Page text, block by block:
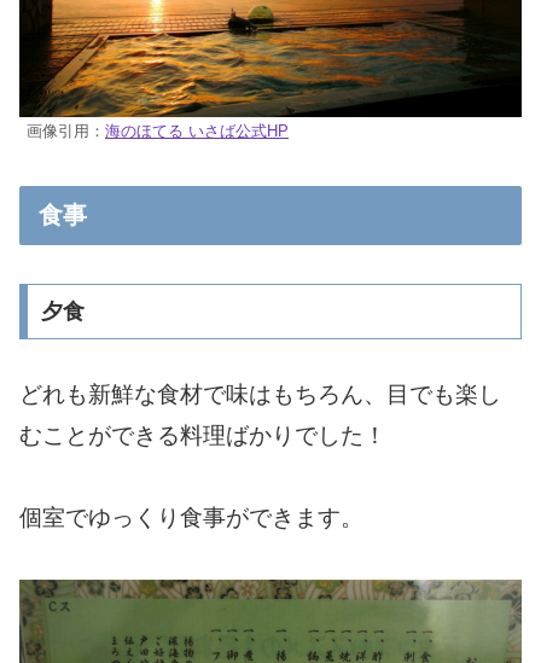
画像引用： 海のほてる いさば公式HP
食事
夕食
どれも新鮮な食材で味はもちろん、目でも楽し
むことができる料理ばかりでした！
個室でゆっくり食事ができます。